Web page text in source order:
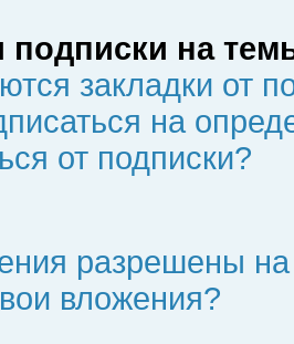
подписки на
закладки от
на
от подписки?
разрешены
вложения?